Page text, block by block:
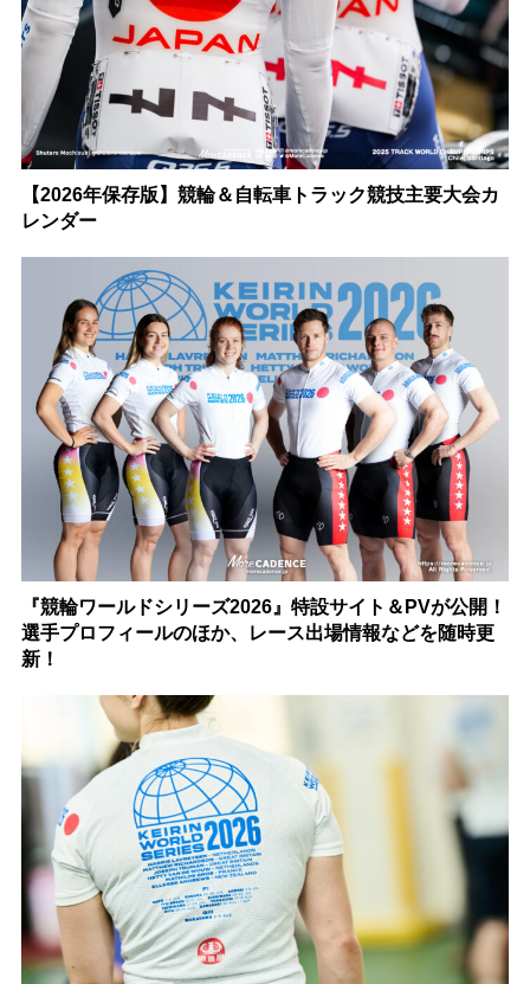
【2026年保存版】競輪＆自転車トラック競技主要大会カ
レンダー
『競輪ワールドシリーズ2026』特設サイト＆PVが公開！
選手プロフィールのほか、レース出場情報などを随時更
新！